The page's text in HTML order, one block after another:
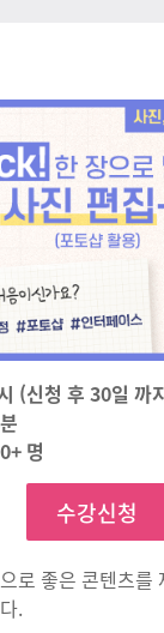
(신청 후 30일 까
명
수강신청
로 좋은 콘텐츠를
.